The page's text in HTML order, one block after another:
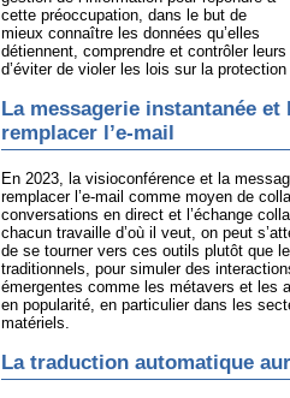
cette préoccupation, dans le but de
mieux connaître les données qu’elles
détiennent, comprendre et contrôler
d’éviter de violer les lois sur la
La messagerie instantanée
remplacer l’e-mail
En 2023, la visioconférence et la
remplacer l’e-mail comme moyen de
conversations en direct et l’échange
chacun travaille d’où il veut, on peut
de se tourner vers ces outils plutôt que
traditionnels, pour simuler des
émergentes comme les métavers et les
en popularité, en particulier dans les
matériels.
La traduction automatique